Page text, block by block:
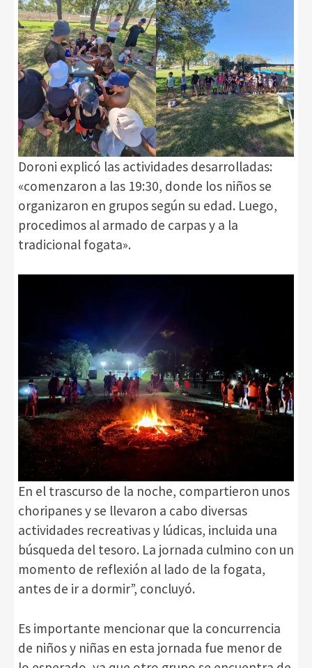
Doroni explicó las actividades desarrolladas:
«comenzaron a las 19:30, donde los niños se
organizaron en grupos según su edad. Luego,
procedimos al armado de carpas y a la
tradicional fogata».
En el trascurso de la noche, compartieron unos
choripanes y se llevaron a cabo diversas
actividades recreativas y lúdicas, incluida una
búsqueda del tesoro. La jornada culmino con un
momento de reflexión al lado de la fogata,
antes de ir a dormir”, concluyó.
Es importante mencionar que la concurrencia
de niños y niñas en esta jornada fue menor de